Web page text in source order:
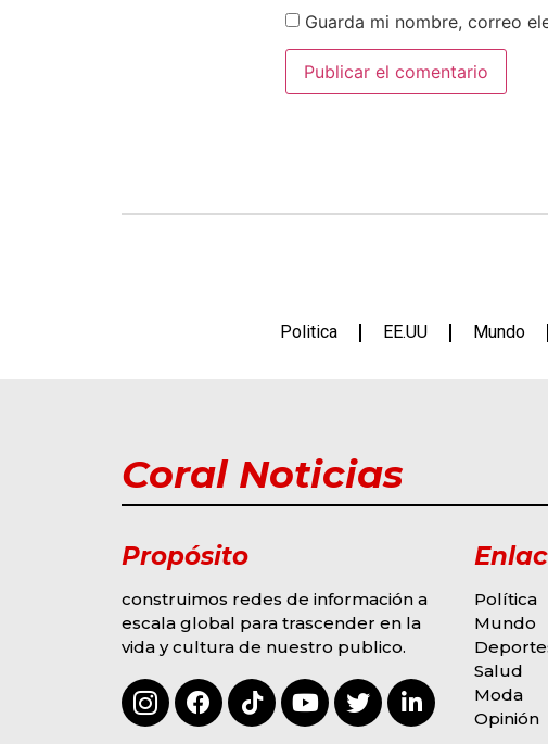
Guarda mi nombre, correo
Politica EE.UU Mundo
Coral Noticias
Propósito
construimos redes de información a
escala global para trascender en la
vida y cultura de nuestro publico.
Política
Mundo
Salud
Moda
Opinión
María Gabriela
Betancourt Aspira A
Una